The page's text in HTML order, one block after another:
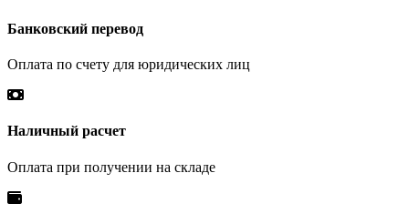
Банковский перевод
Оплата по счету для юридических лиц
Наличный расчет
Оплата при получении на складе